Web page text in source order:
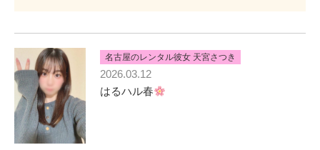
名古屋のレンタル彼女 天宮さつき
2026.03.12
はるハル春